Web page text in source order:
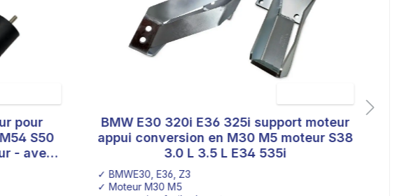
moyenne de 5 sur 5 étoiles
pour
S50
- avec
Note moyenne de 4.9 sur
BMW E30 320i E36 325i support moteur
appui conversion en M30 M5 moteur S38
3.0 L 3.5 L E34 535i
✓ BMWE30, E36, Z3
✓ Moteur M30 M5